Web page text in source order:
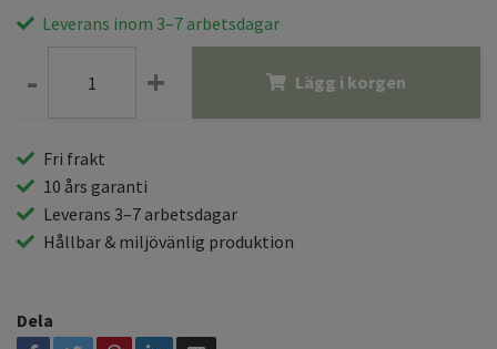
Leverans inom 3–7 arbetsdagar
- + Lägg i korgen
Fri frakt
10 års garanti
Leverans 3–7 arbetsdagar
Hållbar & miljövänlig produktion
Dela